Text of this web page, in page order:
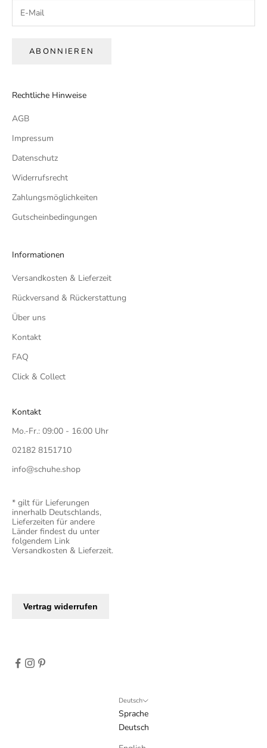
ABONNIEREN
Rechtliche Hinweise
AGB
Impressum
Datenschutz
Widerrufsrecht
Zahlungsmöglichkeiten
Gutscheinbedingungen
Informationen
Versandkosten & Lieferzeit
Rückversand & Rückerstattung
Über uns
Kontakt
FAQ
Click & Collect
Kontakt
Mo.-Fr.: 09:00 - 16:00 Uhr
02182 8151710
info@schuhe.shop
* gilt für Lieferungen
innerhalb Deutschlands,
Lieferzeiten für andere
Länder findest du unter
folgendem Link
Versandkosten & Lieferzeit.
Deutsch
Sprache
Deutsch